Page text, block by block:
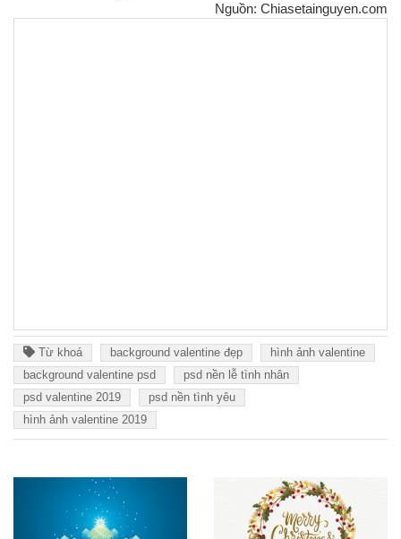
Nguồn: Chiasetainguyen.com
Từ khoá background valentine đẹp
hình ảnh valentine
background valentine psd
psd nền lễ tình nhân
psd valentine 2019
psd nền tình yêu
hình ảnh valentine 2019